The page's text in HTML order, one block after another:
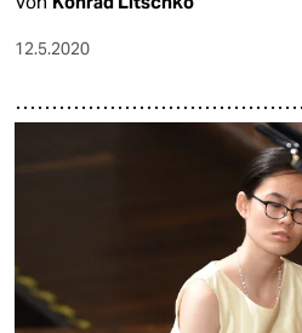
12.5.2020